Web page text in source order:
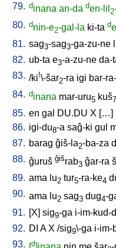
79. dinana an-da den-lil 2
80. dnin-e2-gal-la ki-ta d
81. sag3-sag3-ga-zu-ne
82. ub-ta e3-a-zu-ne da-
83. /ki!\-šar2-ra igi bar-
84. dinana mar-uru5 kuš7
85. en gal DU.DU X […]
86. igi-du8-a saĝ-ki gul
87. barag ĝiš-la2-ba-za
88. ĝuruš ĝišrab3 ĝar-ra
89. ama lu2 tur5-ra-ke4
90. ama lu2 sag3 dug4-
91. [X] sig9-ga i-im-kud-
92. DI A X /sig9\-ga i-im-
93.
d